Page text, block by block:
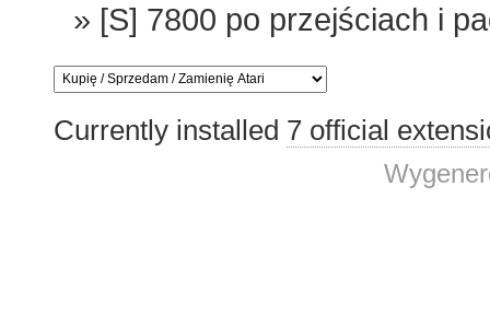
» [S] 7800 po przejściach i
Currently installed 7 official